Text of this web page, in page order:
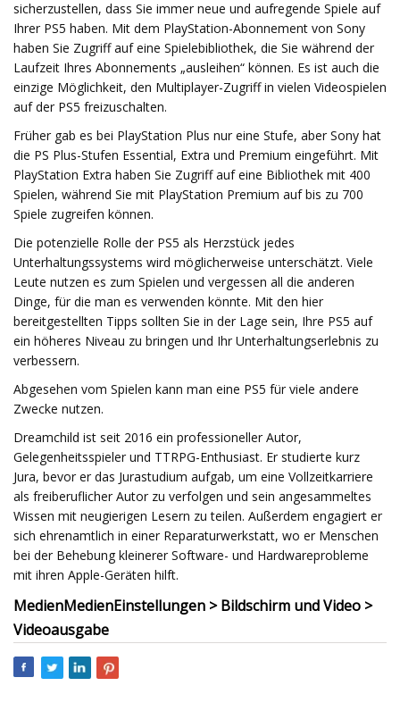
sicherzustellen, dass Sie immer neue und aufregende Spiele auf
Ihrer PS5 haben. Mit dem PlayStation-Abonnement von Sony
haben Sie Zugriff auf eine Spielebibliothek, die Sie während der
Laufzeit Ihres Abonnements „ausleihen“ können. Es ist auch die
einzige Möglichkeit, den Multiplayer-Zugriff in vielen Videospielen
auf der PS5 freizuschalten.
Früher gab es bei PlayStation Plus nur eine Stufe, aber Sony hat
die PS Plus-Stufen Essential, Extra und Premium eingeführt. Mit
PlayStation Extra haben Sie Zugriff auf eine Bibliothek mit 400
Spielen, während Sie mit PlayStation Premium auf bis zu 700
Spiele zugreifen können.
Die potenzielle Rolle der PS5 als Herzstück jedes
Unterhaltungssystems wird möglicherweise unterschätzt. Viele
Leute nutzen es zum Spielen und vergessen all die anderen
Dinge, für die man es verwenden könnte. Mit den hier
bereitgestellten Tipps sollten Sie in der Lage sein, Ihre PS5 auf
ein höheres Niveau zu bringen und Ihr Unterhaltungserlebnis zu
verbessern.
Abgesehen vom Spielen kann man eine PS5 für viele andere
Zwecke nutzen.
Dreamchild ist seit 2016 ein professioneller Autor,
Gelegenheitsspieler und TTRPG-Enthusiast. Er studierte kurz
Jura, bevor er das Jurastudium aufgab, um eine Vollzeitkarriere
als freiberuflicher Autor zu verfolgen und sein angesammeltes
Wissen mit neugierigen Lesern zu teilen. Außerdem engagiert er
sich ehrenamtlich in einer Reparaturwerkstatt, wo er Menschen
bei der Behebung kleinerer Software- und Hardwareprobleme
mit ihren Apple-Geräten hilft.
MedienMedienEinstellungen > Bildschirm und Video >
Videoausgabe